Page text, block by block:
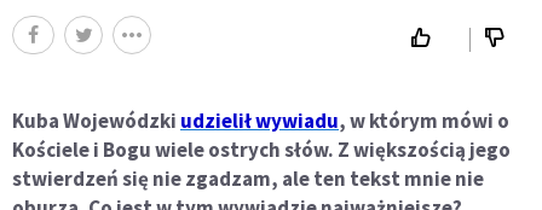
Kuba Wojewódzki udzielił wywiadu, w którym mówi o
Kościele i Bogu wiele ostrych słów. Z większością jego
stwierdzeń się nie zgadzam, ale ten tekst mnie nie